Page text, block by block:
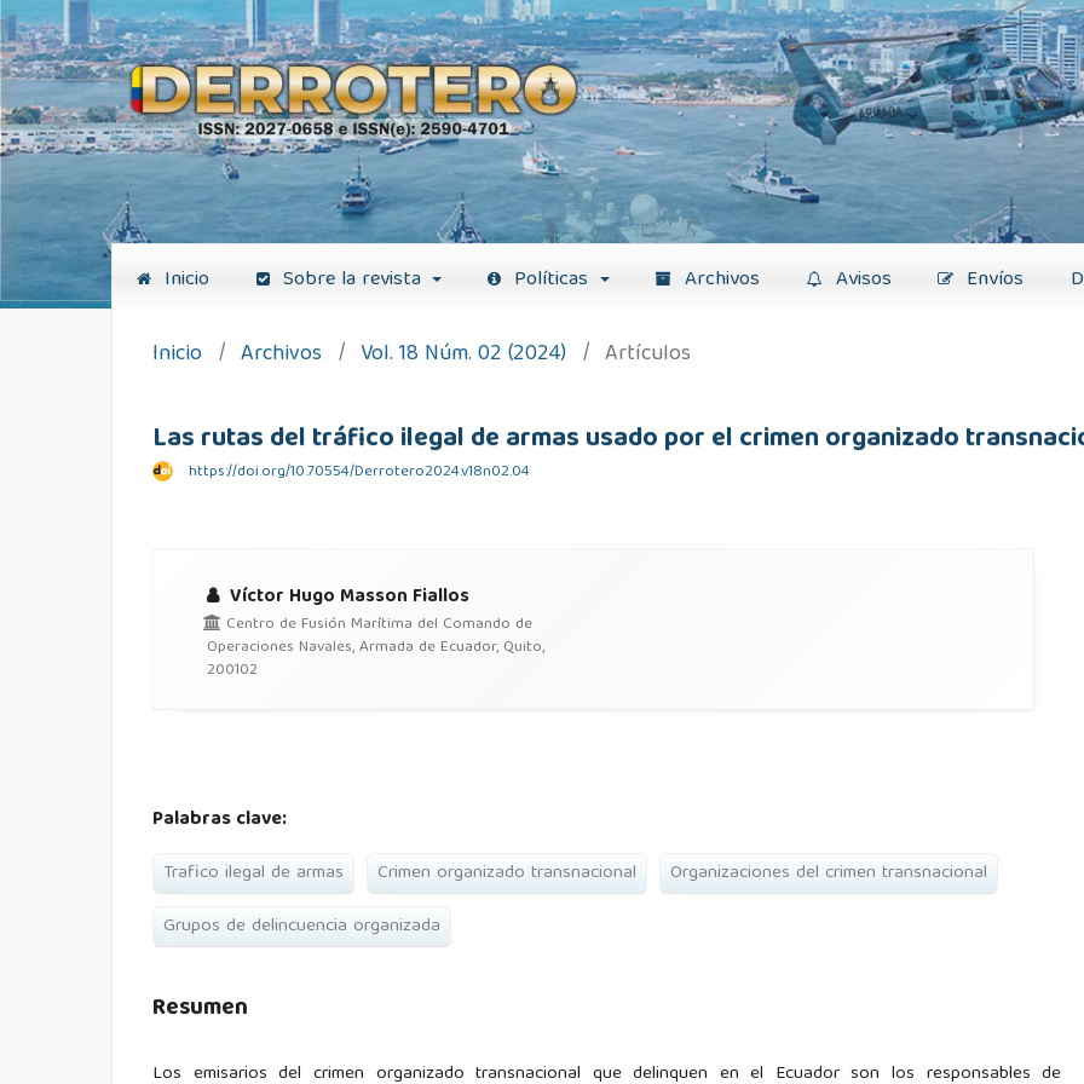
Inicio Sobre la revista Políticas Archivos Avisos Envíos
Inicio / Archivos / Vol. 18 Núm. 02 (2024) / Artículos
Las rutas del tráfico ilegal de armas usado por el crimen organizado
https://doi.org/10.70554/Derrotero2024.v18n02.04
Víctor Hugo Masson Fiallos
Centro de Fusión Marítima del Comando de
Operaciones Navales, Armada de Ecuador, Quito,
200102
Palabras clave:
Trafico ilegal de armas Crimen organizado transnacional
Organizaciones del crimen transnacional
Grupos de delincuencia organizada
Resumen
Los emisarios del crimen organizado transnacional que delinquen en el Ecuador son los responsables de